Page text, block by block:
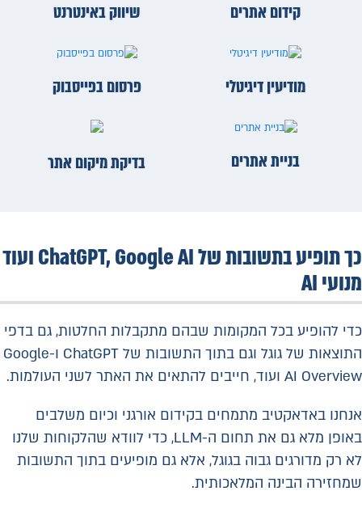
קידום אתרים שיווק באינטרנט
מודיעין דיגיטלי פרסום בפייסבוק
בניית אתרים בדיקת מיקום אתר
כך תופיע בתשובות של ChatGPT, Google AI ועוד
מנועי AI
כדי להופיע בכל המקומות שבהם מתקבלות החלטות, גם בדפי
התוצאות של גוגל וגם בתוך התשובות של ChatGPT ו-Google
AI Overview ועוד, חייבים להתאים את האתר לשני העולמות.
אנחנו באדאקטיב מתמחים בקידום אורגני וכיום משלבים
באופן מלא גם את תחום ה-LLM, כדי לוודא שהלקוחות שלנו
לא רק מדורגים גבוה בגוגל, אלא גם מופיעים בתוך התשובות
שמחזירה הבינה המלאכותית.